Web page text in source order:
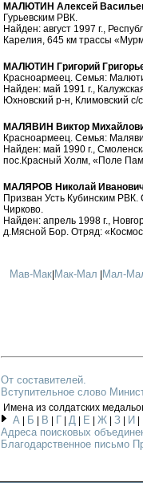
МАЛЮТИН Алексей
Гурьевским РВК.
Найден: август 1997 г.,
Карелия, 645 км трассы
МАЛЮТИН Григорий
Красноармеец. Семья:
Найден: май 1991 г.,
Юхновский р-н, Климовский с/
МАЛЯВИН Виктор
Красноармеец. Семья:
Найден: май 1990 г.,
пос.Красный Холм, «Поле
МАЛЯРОВ Николай
Призван Усть Кубинским
Чирково.
Найден: апрель 1998 г.,
д.Мясной Бор. Отряд:
Мав-Мак Мак-Мал Мал-
От составителей.
Вступительное слово
Имена из солдатских
А| Б В Г Д| Е Ж| З И
Адреса поисковых
Благодарственное письмо